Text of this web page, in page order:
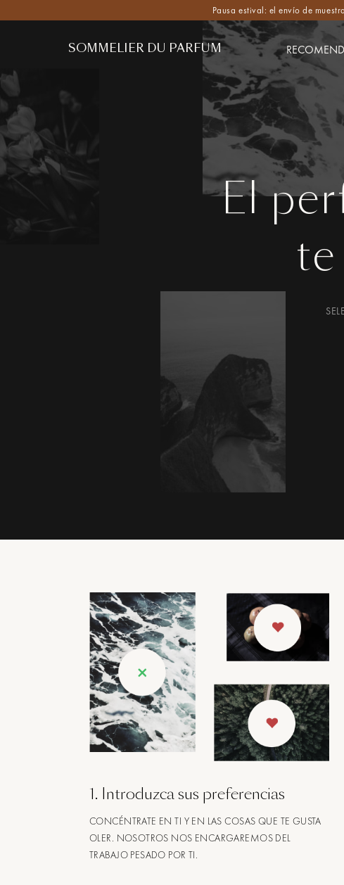
Pausa estival: el envío de
SOMMELIER DU PARFUM
El
1. Introduzca sus preferencias
CONCÉNTRATE EN TI Y EN LAS COSAS QUE TE GUSTA
OLER. NOSOTROS NOS ENCARGAREMOS DEL
TRABAJO PESADO POR TI.